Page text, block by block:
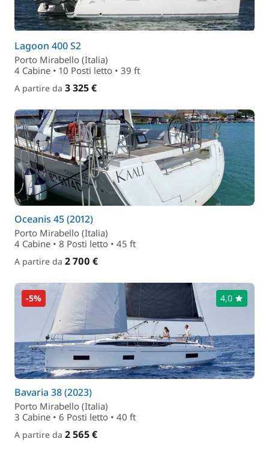
Lagoon 400 S2
Porto Mirabello (Italia)
4 Cabine • 10 Posti letto • 39 ft
A partire da 3 325 €
Oceanis 45 (2012)
Porto Mirabello (Italia)
4 Cabine • 8 Posti letto • 45 ft
A partire da 2 700 €
-5% 4,0
Bavaria 38 (2023)
Porto Mirabello (Italia)
3 Cabine • 6 Posti letto • 40 ft
A partire da 2 565 €